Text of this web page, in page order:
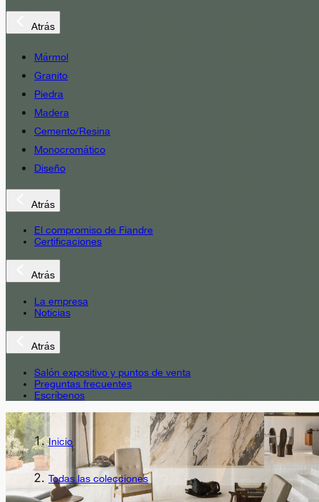
Atrás
Mármol
Granito
Piedra
Madera
Cemento/Resina
Monocromático
Diseño
Atrás
El compromiso de Fiandre
Certificaciones
Atrás
La empresa
Noticias
Atrás
Salón expositivo y puntos de venta
Preguntas frecuentes
Escríbenos
Inicio
Todas las colecciones